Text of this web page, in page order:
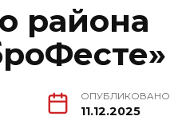
района
ОПУБЛИКОВАНО
11.12.2025